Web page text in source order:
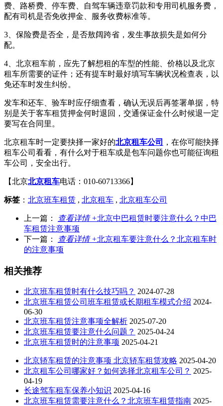
费、路桥费、停车费、自驾车辆违章罚款和专用司机服务费，
配有司机是否免收押金、服务收费标准等。
3、保险费是否全，是否敖阔跨省，发生事故损失是如何分
配。
4、北京租车前，应先了解想租的车型的性能、价格以及北京
租车所需要的证件；还有提车时最好填写车辆状况检查表，以
免还车时发生纠纷。
发车和还车、验车时应仔细查看，确认无误后再签署单据，特
别是关于客车租赁押金何时退回，交通保证金什么时候退一定
要写在合同里。
北京租车时一定要抉择一家好的北京租车公司
，在你可能抉择
租车公司看看，有什么对于租车或是包车问题你也可能征询租
车公司，安全出行。
【北京北京租车电话：010-60713366】
标签 ： 北京班车租赁 , 北京租车 , 北京租车公司
上一篇： 查看详情 +北京中巴租赁时要注意什么？中巴
车租赁注意事项
下一篇：
查看详情 +北京租车要注意什么？北京租车时
的注意事项
相关推荐
北京班车租赁时有什么技巧吗？ 2024-07-28
北京班车租赁公司班车租赁或长期租车模式介绍 2024-
06-30
北京班车租赁注意事项全解析 2025-07-20
北京班车租赁要注意什么问题？ 2025-04-24
北京班车租赁时的注意事项 2025-04-21
北京轿车租赁的注意事项 北京轿车租赁攻略 2025-04-20
北京租车公司哪家好？如何选择北京租车公司？ 2025-
04-19
长途驾车租车保养小知识 2025-04-16
北京班车租赁需要注意什么？北京班车租赁指南 2025-